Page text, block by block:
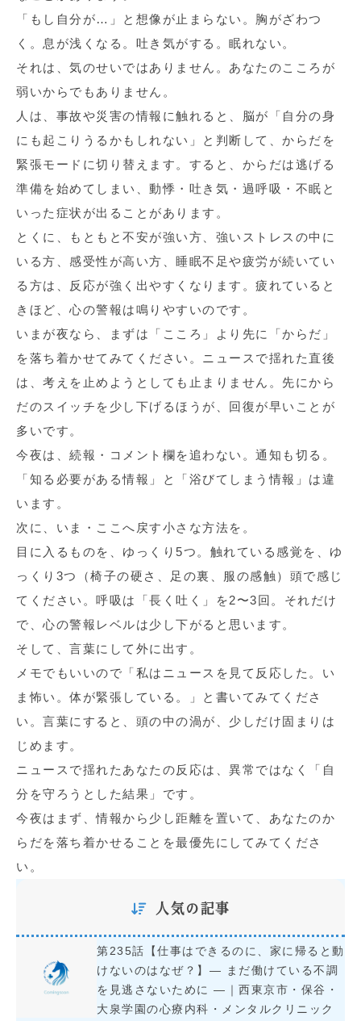
「もし自分が…」と想像が止まらない。胸がざわつ
く。息が浅くなる。吐き気がする。眠れない。
それは、気のせいではありません。あなたのこころが
弱いからでもありません。
人は、事故や災害の情報に触れると、脳が「自分の身
にも起こりうるかもしれない」と判断して、からだを
緊張モードに切り替えます。すると、からだは逃げる
準備を始めてしまい、動悸・吐き気・過呼吸・不眠と
いった症状が出ることがあります。
とくに、もともと不安が強い方、強いストレスの中に
いる方、感受性が高い方、睡眠不足や疲労が続いてい
る方は、反応が強く出やすくなります。疲れていると
きほど、心の警報は鳴りやすいのです。
いまが夜なら、まずは「こころ」より先に「からだ」
を落ち着かせてみてください。ニュースで揺れた直後
は、考えを止めようとしても止まりません。先にから
だのスイッチを少し下げるほうが、回復が早いことが
多いです。
今夜は、続報・コメント欄を追わない。通知も切る。
「知る必要がある情報」と「浴びてしまう情報」は違
います。
次に、いま・ここへ戻す小さな方法を。
目に入るものを、ゆっくり5つ。触れている感覚を、ゆ
っくり3つ（椅子の硬さ、足の裏、服の感触）頭で感じ
てください。呼吸は「長く吐く」を2〜3回。それだけ
で、心の警報レベルは少し下がると思います。
そして、言葉にして外に出す。
メモでもいいので「私はニュースを見て反応した。い
ま怖い。体が緊張している。」と書いてみてくださ
い。言葉にすると、頭の中の渦が、少しだけ固まりは
じめます。
ニュースで揺れたあなたの反応は、異常ではなく「自
分を守ろうとした結果」です。
今夜はまず、情報から少し距離を置いて、あなたのか
らだを落ち着かせることを最優先にしてみてくださ
い。
人気の記事
第235話【仕事はできるのに、家に帰ると動
けないのはなぜ？】― まだ働けている不調
を見逃さないために ―｜西東京市・保谷・
大泉学園の心療内科・メンタルクリニック